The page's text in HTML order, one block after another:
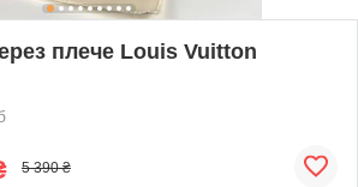
плече Louis Vuitton
5 390 ₴